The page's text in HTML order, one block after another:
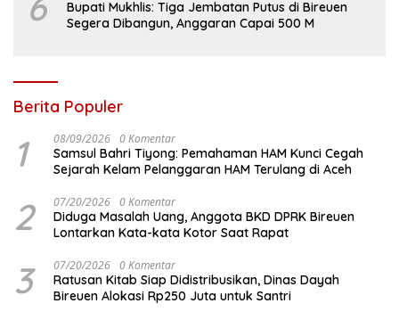
Bupati Mukhlis: Tiga Jembatan Putus di Bireuen
Segera Dibangun, Anggaran Capai 500 M
Berita Populer
1 08/09/2026 0 Komentar
Samsul Bahri Tiyong: Pemahaman HAM Kunci Cegah
Sejarah Kelam Pelanggaran HAM Terulang di Aceh
2 07/20/2026 0 Komentar
Diduga Masalah Uang, Anggota BKD DPRK Bireuen
Lontarkan Kata-kata Kotor Saat Rapat
3 07/20/2026 0 Komentar
Ratusan Kitab Siap Didistribusikan, Dinas Dayah
Bireuen Alokasi Rp250 Juta untuk Santri